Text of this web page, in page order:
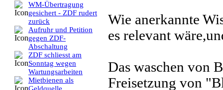
WM-Übertragung
gesichert - ZDF rudert
zurück
Aufruhr und Petition
gegen ZDF-
Abschaltung
ZDF schliesst am
Sonntag wegen
Wartungsarbeiten
Mietbienen als
Wie anerkannte
es relevant
Das waschen von
Freisetzung von